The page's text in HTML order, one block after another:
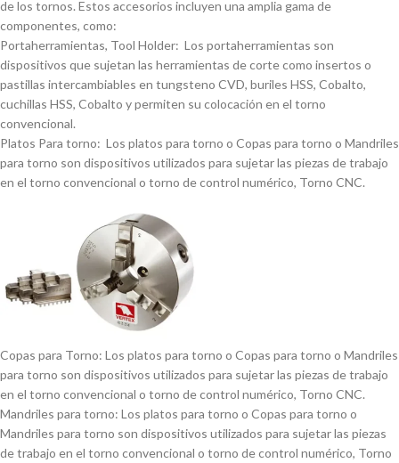
de los tornos. Estos accesorios incluyen una amplia gama de
componentes, como:
Portaherramientas, Tool Holder: Los portaherramientas son
dispositivos que sujetan las herramientas de corte como insertos o
pastillas intercambiables en tungsteno CVD, buriles HSS, Cobalto,
cuchillas HSS, Cobalto y permiten su colocación en el torno
convencional.
Platos Para torno: Los platos para torno o Copas para torno o Mandriles
para torno son dispositivos utilizados para sujetar las piezas de trabajo
en el torno convencional o torno de control numérico, Torno CNC.
Copas para Torno: Los platos para torno o Copas para torno o Mandriles
para torno son dispositivos utilizados para sujetar las piezas de trabajo
en el torno convencional o torno de control numérico, Torno CNC.
Mandriles para torno: Los platos para torno o Copas para torno o
Mandriles para torno son dispositivos utilizados para sujetar las piezas
de trabajo en el torno convencional o torno de control numérico, Torno